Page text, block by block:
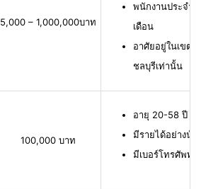
5,000 – 1,000,000บาท
พนักงานประจำ
เดือน
อาศัยอยู่ในเขต
ชลบุรีเท่านั้น
100,000 บาท
อายุ 20-58 ปี มี
มีรายได้อย่างน้
มีเบอร์โทรศัพท์